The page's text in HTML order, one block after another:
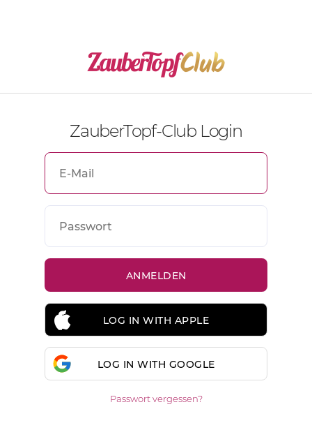
ZauberTopf-Club Login
LOG IN WITH APPLE
LOG IN WITH GOOGLE
Passwort vergessen?